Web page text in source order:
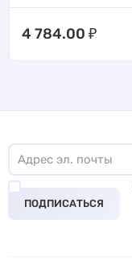
4 784.00 ₽
ПОДПИСАТЬСЯ